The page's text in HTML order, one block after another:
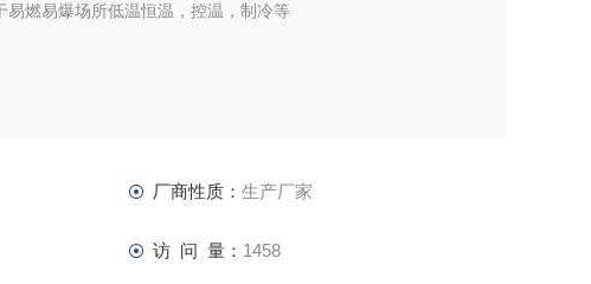
易燃易爆场所低温恒温，控温，制冷等
厂商性质： 生产厂家
访 问 量： 1458